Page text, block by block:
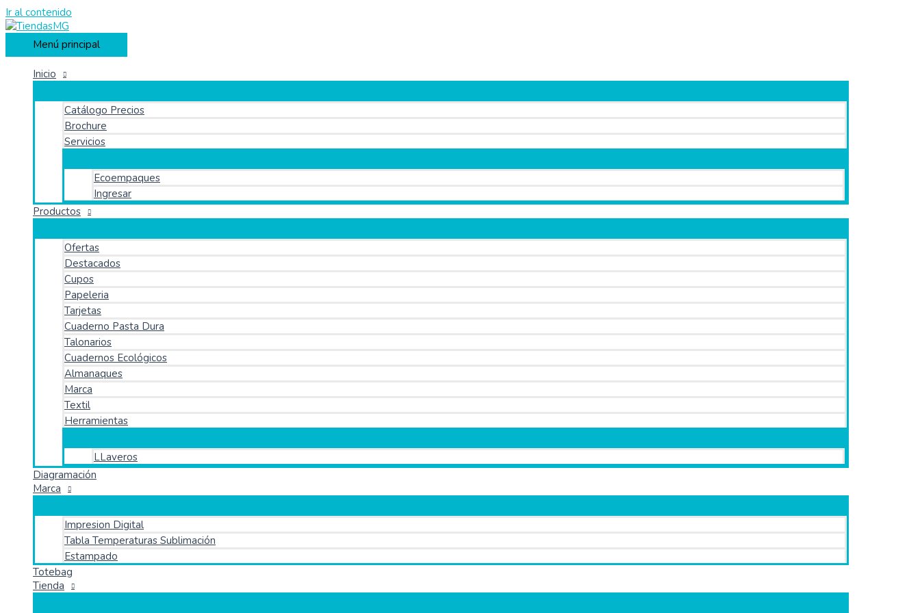
Ir al contenido
Menú principal
Inicio
Catálogo Precios
Brochure
Servicios
Ecoempaques
Ingresar
Productos
Ofertas
Destacados
Cupos
Papeleria
Tarjetas
Cuaderno Pasta Dura
Talonarios
Cuadernos Ecológicos
Almanaques
Marca
Textil
Herramientas
LLaveros
Diagramación
Marca
Impresion Digital
Tabla Temperaturas Sublimación
Estampado
Totebag
Tienda